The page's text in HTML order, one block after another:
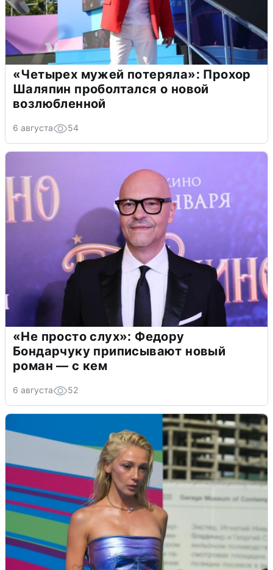
«Четырех мужей потеряла»: Прохор
Шаляпин проболтался о новой
возлюбленной
6 августа 54
«Не просто слух»: Федору
Бондарчуку приписывают новый
роман — с кем
6 августа 52